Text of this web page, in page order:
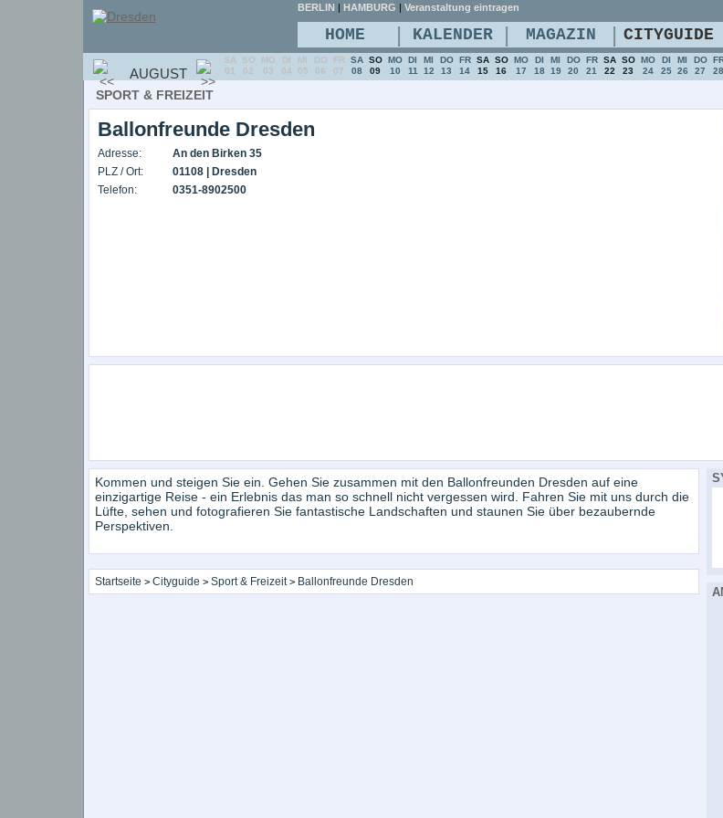
SPORT & FREIZEIT
Ballonfreunde Dresden
Adresse:
An den Birken 35
PLZ / Ort:
01108 | Dresden
Telefon:
0351-8902500
Kommen und steigen Sie ein. Gehen Sie zusammen mit den Ballonfreunden Dresden auf eine
einzigartige Reise - ein Erlebnis das man so schnell nicht vergessen wird. Fahren Sie mit uns durch die
Lüfte, sehen und fotografieren Sie fantastische Landschaften und staunen Sie über bezaubernde
Perspektiven.
Startseite > Cityguide > Sport & Freizeit > Ballonfreunde Dresden
BERLIN | HAMBURG | Veranstaltung eintragen
HOME | KALENDER | MAGAZIN | CITYGUIDE
AUGUST
SA
01
SO
02
MO
03
DI
04
MI
05
DO
06
FR
07
SA
08
SO
09
MO
10
DI
11
MI
12
DO
13
FR
14
SA
15
SO
16
MO
17
DI
18
MI
19
DO
20
FR
21
SA
22
SO
23
MO
24
DI
25
MI
26
DO
27
28